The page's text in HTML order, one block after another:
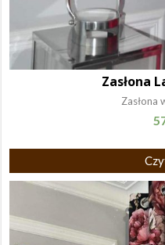
Zasłona
Zasłona